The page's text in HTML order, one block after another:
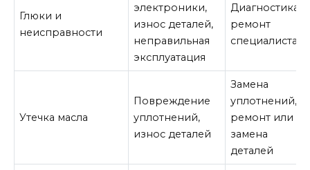
Глюки и
неисправности
электроники,
износ деталей,
неправильная
эксплуатация
Диагностика и
ремонт
Утечка масла
Повреждение
уплотнений,
износ деталей
Замена
уплотнений,
ремонт или
замена
деталей